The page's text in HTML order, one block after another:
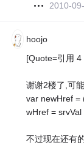
2010-
hoojo
[Quote=引用
谢谢2楼了,可
var newHref =
wHref =
不过现在还有